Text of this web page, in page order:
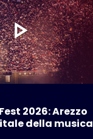
2026: Arezzo
della musica